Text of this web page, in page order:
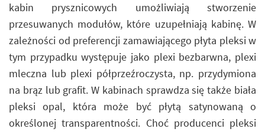
kabin prysznicowych umożliwiają stworzenie
przesuwanych modułów, które uzupełniają kabinę. W
zależności od preferencji zamawiającego płyta pleksi w
tym przypadku występuje jako plexi bezbarwna, plexi
mleczna lub plexi półprzeźroczysta, np. przydymiona
na brąz lub grafit. W kabinach sprawdza się także biała
pleksi opal, która może być płytą satynowaną o
określonej transparentności. Choć producenci pleksi